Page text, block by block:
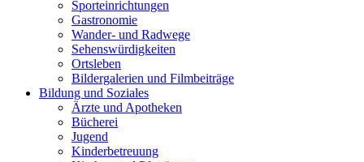
Sporteinrichtungen
Gastronomie
Wander- und Radwege
Sehenswürdigkeiten
Ortsleben
Bildergalerien und Filmbeiträge
Bildung und Soziales
Ärzte und Apotheken
Bücherei
Jugend
Kinderbetreuung